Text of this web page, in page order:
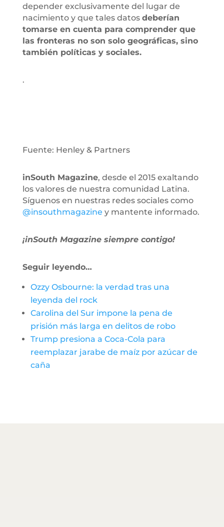
depender exclusivamente del lugar de
nacimiento y que tales datos deberían
tomarse en cuenta para comprender que
las fronteras no son solo geográficas, sino
también políticas y sociales.
.
Fuente: Henley & Partners
inSouth Magazine, desde el 2015 exaltando
los valores de nuestra comunidad Latina.
Síguenos en nuestras redes sociales como
@insouthmagazine y mantente informado.
¡inSouth Magazine siempre contigo!
Seguir leyendo…
Ozzy Osbourne: la verdad tras una
leyenda del rock
Carolina del Sur impone la pena de
prisión más larga en delitos de robo
Trump presiona a Coca-Cola para
reemplazar jarabe de maíz por azúcar de
caña